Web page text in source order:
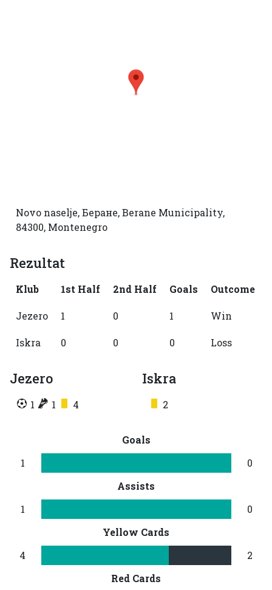
Novo naselje, Беране, Berane Municipality,
84300, Montenegro
Rezultat
Klub 1st Half 2nd Half Goals Outcome
Jezero 1 0 1 Win
Iskra 0 0 0 Loss
Jezero
1 1 4
Iskra
2
Goals
1
0
Assists
1
0
Yellow Cards
4
2
Red Cards